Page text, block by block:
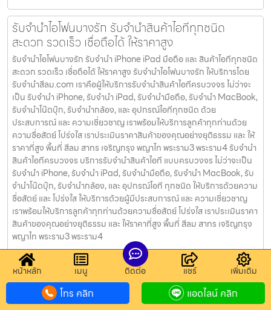
รับจำนำไอโฟนบางรัก รับจำนำสินค้าไอทีทุกชนิด
สะดวก รวดเร็ว เชื่อถือได้ ให้ราคาสูง
รับจำนำไอโฟนบางรัก รับจำนำ iPhone iPad มือถือ และ สินค้าไอทีทุกชนิด
สะดวก รวดเร็ว เชื่อถือได้ ให้ราคาสูง รับจำนำไอโฟนบางรัก ให้บริการโดย
รับจํานําสีลม.com เราคือผู้ให้บริการรับจำนำสินค้าไอทีครบวงจร ไม่ว่าจะ
เป็น รับจำนำ iPhone, รับจำนำ iPad, รับจำนำมือถือ, รับจำนำ MacBook,
รับจำนำโน๊ตบุ๊ก, รับจำนำกล้อง, และ อุปกรณ์ไอทีทุกชนิด ด้วย
ประสบการณ์ และ ความเชี่ยวชาญ เราพร้อมให้บริการลูกค้าทุกท่านด้วย
ความซื่อสัตย์ โปร่งใส เราประเมินราคาสินค้าของคุณอย่างยุติธรรม และ ให้
ราคาที่สูง พื้นที่ สีลม สาทร เจริญกรุง พญาไท พระราม3 พระราม4 รับจำนำ
สินค้าไอทีครบวงจร บริการรับจำนำสินค้าไอที แบบครบวงจร ไม่ว่าจะเป็น
รับจำนำ iPhone, รับจำนำ iPad, รับจำนำมือถือ, รับจำนำ MacBook, รับ
จำนำโน๊ตบุ๊ก, รับจำนำกล้อง, และ อุปกรณ์ไอที ทุกชนิด ให้บริการด้วยความ
ซื่อสัตย์ และ โปร่งใส ให้บริการด้วยผู้มีประสบการณ์ และ ความเชี่ยวชาญ
เราพร้อมให้บริการลูกค้าทุกท่านด้วยความซื่อสัตย์ โปร่งใส เราประเมินราคา
สินค้าของคุณอย่างยุติธรรม และ ให้ราคาที่สูง พื้นที่ สีลม สาทร เจริญกรุง
พญาไท พระราม3 พระราม4
รับจำนำนาฬิกาบางแค รับจำนำสินค้าไอทีทุกชนิด
สะดวก รวดเร็ว เชื่อถือได้ ให้ราคาสูง
รับจำนำนาฬิกาบางแค รับจำนำ iPhone iPad มือถือ และ สินค้าไอทีทุก
หน้าหลัก เมนู ติดต่อ แชร์ เพิ่มเติม
โทร คลิก แอดไลน์ คลิก